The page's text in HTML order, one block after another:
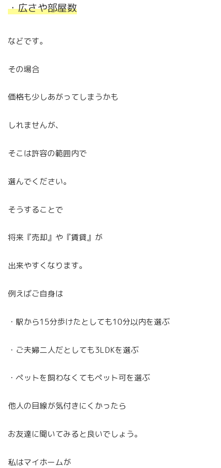
・広さや部屋数
などです。
その場合
価格も少しあがってしまうかも
しれませんが、
そこは許容の範囲内で
選んでください。
そうすることで
将来『売却』や『賃貸』が
出来やすくなります。
例えばご自身は
・駅から15分歩けたとしても10分以内を選ぶ
・ご夫婦二人だとしても3LDKを選ぶ
・ペットを飼わなくてもペット可を選ぶ
他人の目線が気付きにくかったら
お友達に聞いてみると良いでしょう。
私はマイホームが